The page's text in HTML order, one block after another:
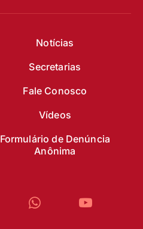
Notícias
Secretarias
Fale Conosco
Vídeos
Formulário de Denúncia
Anônima